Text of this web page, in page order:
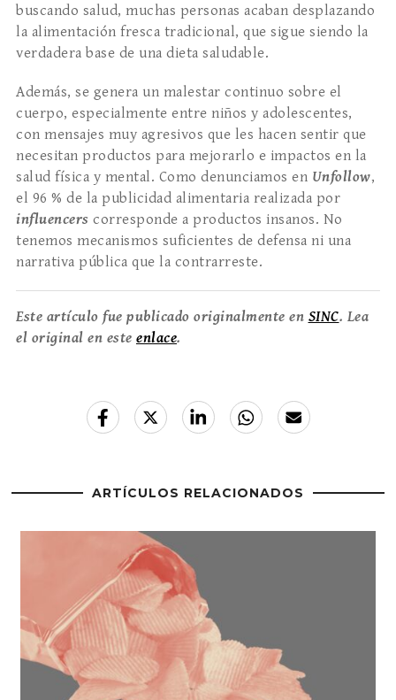
buscando salud, muchas personas acaban desplazando
la alimentación fresca tradicional, que sigue siendo la
verdadera base de una dieta saludable.
Además, se genera un malestar continuo sobre el
cuerpo, especialmente entre niños y adolescentes,
con mensajes muy agresivos que les hacen sentir que
necesitan productos para mejorarlo e impactos en la
salud física y mental. Como denunciamos en Unfollow,
el 96 % de la publicidad alimentaria realizada por
influencers corresponde a productos insanos. No
tenemos mecanismos suficientes de defensa ni una
narrativa pública que la contrarreste.
Este artículo fue publicado originalmente en SINC. Lea
el original en este enlace.
ARTÍCULOS RELACIONADOS